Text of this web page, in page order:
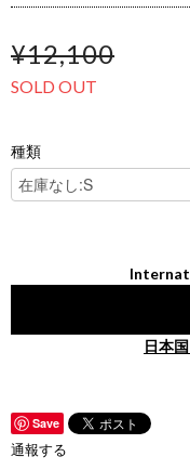
¥12,100
SOLD OUT
種類
日本
Save
通報する